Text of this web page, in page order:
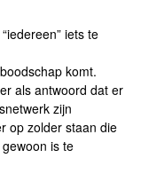
iets te
komt.
als antwoord dat er
zijn
op zolder staan die
is te